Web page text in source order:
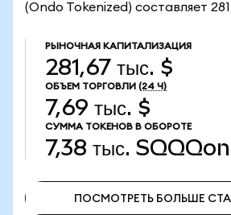
(Ondo Tokenized) составляет
РЫНОЧНАЯ КАПИТАЛИЗАЦИЯ
281,67 тыс. $
ОБЪЕМ ТОРГОВЛИ (24 Ч)
7,69 тыс. $
СУММА ТОКЕНОВ В ОБОРОТЕ
7,38 тыс. SQQQon
ПОСМОТРЕТЬ БОЛЬШЕ